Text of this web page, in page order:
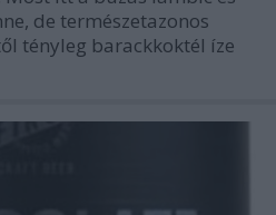
de természetazonos
tényleg barackkoktél íze